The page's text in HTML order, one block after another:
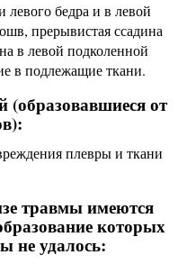
левого бедра и в левой
прерывистая ссадина
в левой подколенной
в подлежащие ткани.
(образовавшиеся от
плевры и ткани
травмы имеются
которых
не удалось: